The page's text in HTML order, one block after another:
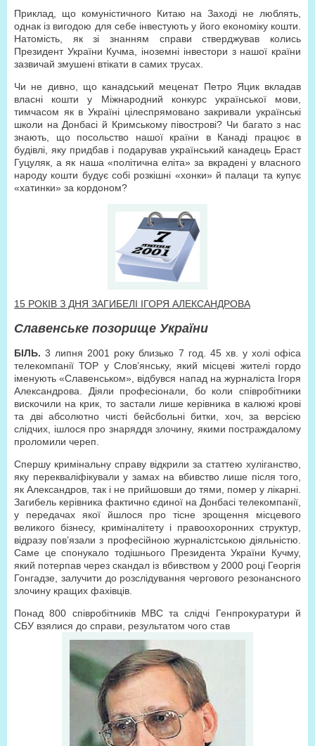
Приклад, що комуністичного Китаю на Заході не люблять,
однак із вигодою для себе інвестують у його економіку кошти.
Натомість, як зі знанням справи стверджував колись
Президент України Кучма, іноземні інвестори з нашої країни
зазвичай змушені втікати в самих трусах.
Чи не дивно, що канадський меценат Петро Яцик вкладав
власні кошти у Міжнародний конкурс української мови,
тимчасом як в Україні цілеспрямовано закривали українські
школи на Донбасі й Кримському півострові? Чи багато з нас
знають, що посольство нашої країни в Канаді працює в
будівлі, яку придбав і подарував український канадець Ераст
Гуцуляк, а як наша «політична еліта» за вкрадені у власного
народу кошти будує собі розкішні «хонки» й палаци та купує
«хатинки» за кордоном?
15 РОКІВ З ДНЯ ЗАГИБЕЛІ ІГОРЯ АЛЕКСАНДРОВА
Славенське позорище України
БІЛЬ.3 липня 2001 року близько 7 год. 45 хв. у холі офіса
телекомпанії ТОР у Слов’янську, який місцеві жителі гордо
іменують «Славенськом», відбувся напад на журналіста Ігоря
Александрова. Діяли професіонали, бо коли співробітники
вискочили на крик, то застали лише керівника в калюжі крові
та дві абсолютно чисті бейсбольні битки, хоч, за версією
слідчих, ішлося про знаряддя злочину, якими постраждалому
проломили череп.
Спершу кримінальну справу відкрили за статтею хуліганство,
яку перекваліфікували у замах на вбивство лише після того,
як Александров, так і не прийшовши до тями, помер у лікарні.
Загибель керівника фактично єдиної на Донбасі телекомпанії,
у передачах якої йшлося про тісне зрощення місцевого
великого бізнесу, криміналітету і правоохоронних структур,
відразу пов’язали з професійною журналістською діяльністю.
Саме це спонукало тодішнього Президента України Кучму,
який потерпав через скандал із вбивством у 2000 році Георгія
Гонгадзе, залучити до розслідування чергового резонансного
злочину кращих фахівців.
Понад 800 співробітників МВС та слідчі Генпрокуратури й
СБУ взялися до справи, результатом чого став